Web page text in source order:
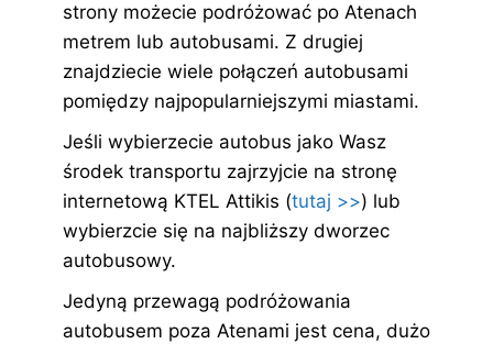
strony możecie podróżować po Atenach
metrem lub autobusami. Z drugiej
znajdziecie wiele połączeń autobusami
pomiędzy najpopularniejszymi miastami.
Jeśli wybierzecie autobus jako Wasz
środek transportu zajrzyjcie na stronę
internetową KTEL Attikis (tutaj >>) lub
wybierzcie się na najbliższy dworzec
autobusowy.
Jedyną przewagą podróżowania
autobusem poza Atenami jest cena, dużo